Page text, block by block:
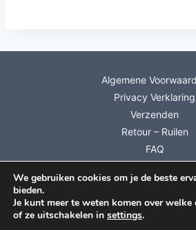
optie
worden
op
de
Algemene
Privacy Verklaring
Verzenden
Retour – Ruilen
FAQ
Mijn account
Info
Inschrijven
We gebruiken cookies om je de beste
bieden.
Je kunt meer te weten komen over
of ze uitschakelen in settings.